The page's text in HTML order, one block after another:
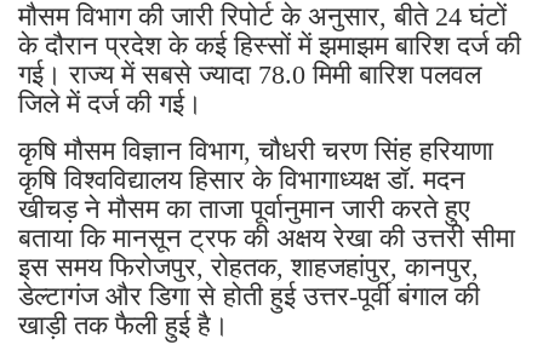
मौसम विभाग की जारी रिपोर्ट के अनुसार, बीते 24 घंटों
के दौरान प्रदेश के कई हिस्सों में झमाझम बारिश दर्ज की
गई। राज्य में सबसे ज्यादा 78.0 मिमी बारिश पलवल
जिले में दर्ज की गई।
कृषि मौसम विज्ञान विभाग, चौधरी चरण सिंह हरियाणा
कृषि विश्वविद्यालय हिसार के विभागाध्यक्ष डॉ. मदन
खीचड़ ने मौसम का ताजा पूर्वानुमान जारी करते हुए
बताया कि मानसून ट्रफ की अक्षय रेखा की उत्तरी सीमा
इस समय फिरोजपुर, रोहतक, शाहजहांपुर, कानपुर,
डेल्टागंज और डिगा से होती हुई उत्तर-पूर्वी बंगाल की
खाड़ी तक फैली हुई है।